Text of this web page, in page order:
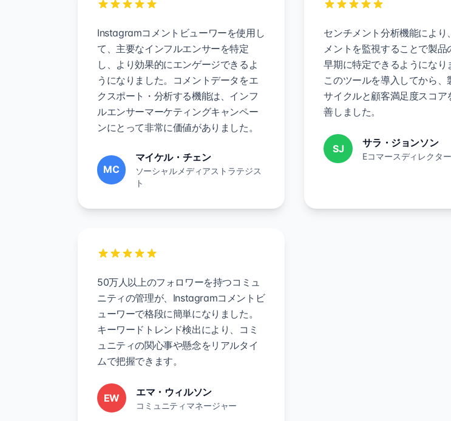
Instagramコメントビューワーを使用し
て、主要なインフルエンサーを特定
し、より効果的にエンゲージできるよ
うになりました。コメントデータをエ
クスポート・分析する機能は、インフ
ルエンサーマーケティングキャンペー
ンにとって非常に価値がありました。
MC
マイケル・チェン
ソーシャルメディアストラテジス
ト
センチメント分析機能により
メントを監視することで製品
早期に特定できるようになり
このツールを導入してから、
サイクルと顧客満足度スコア
善しました。
SJ サラ・ジョンソン
Eコマースディレクター
50万人以上のフォロワーを持つコミュ
ニティの管理が、Instagramコメントビ
ューワーで格段に簡単になりました。
キーワードトレンド検出により、コミ
ュニティの関心事や懸念をリアルタイ
ムで把握できます。
EW エマ・ウィルソン
コミュニティマネージャー